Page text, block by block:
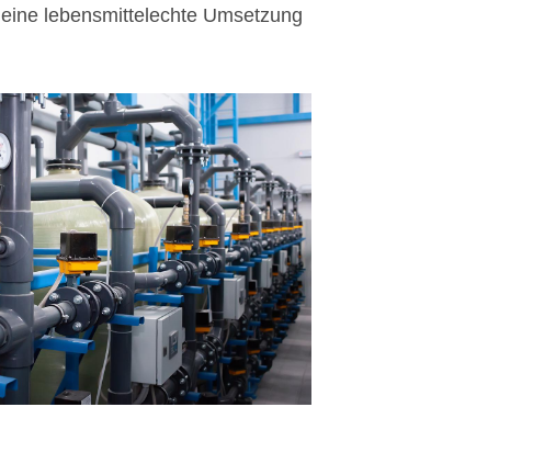
lebensmittelechte Umsetzung